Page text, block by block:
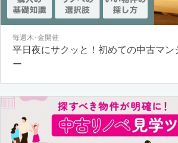
毎週木･金開催
平日夜にサクッと！初めての中古マン
ー